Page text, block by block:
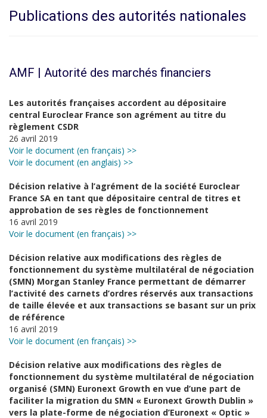
Publications des autorités nationales
AMF | Autorité des marchés financiers
Les autorités françaises accordent au dépositaire
central Euroclear France son agrément au titre du
règlement CSDR
26 avril 2019
Voir le document (en français) >>
Voir le document (en anglais) >>
Décision relative à l’agrément de la société Euroclear
France SA en tant que dépositaire central de titres et
approbation de ses règles de fonctionnement
16 avril 2019
Voir le document (en français) >>
Décision relative aux modifications des règles de
fonctionnement du système multilatéral de négociation
(SMN) Morgan Stanley France permettant de démarrer
l’activité des carnets d’ordres réservés aux transactions
de taille élevée et aux transactions se basant sur un prix
de référence
16 avril 2019
Voir le document (en français) >>
Décision relative aux modifications des règles de
fonctionnement du système multilatéral de négociation
organisé (SMN) Euronext Growth en vue d’une part de
faciliter la migration du SMN « Euronext Growth Dublin »
vers la plate-forme de négociation d’Euronext « Optic »